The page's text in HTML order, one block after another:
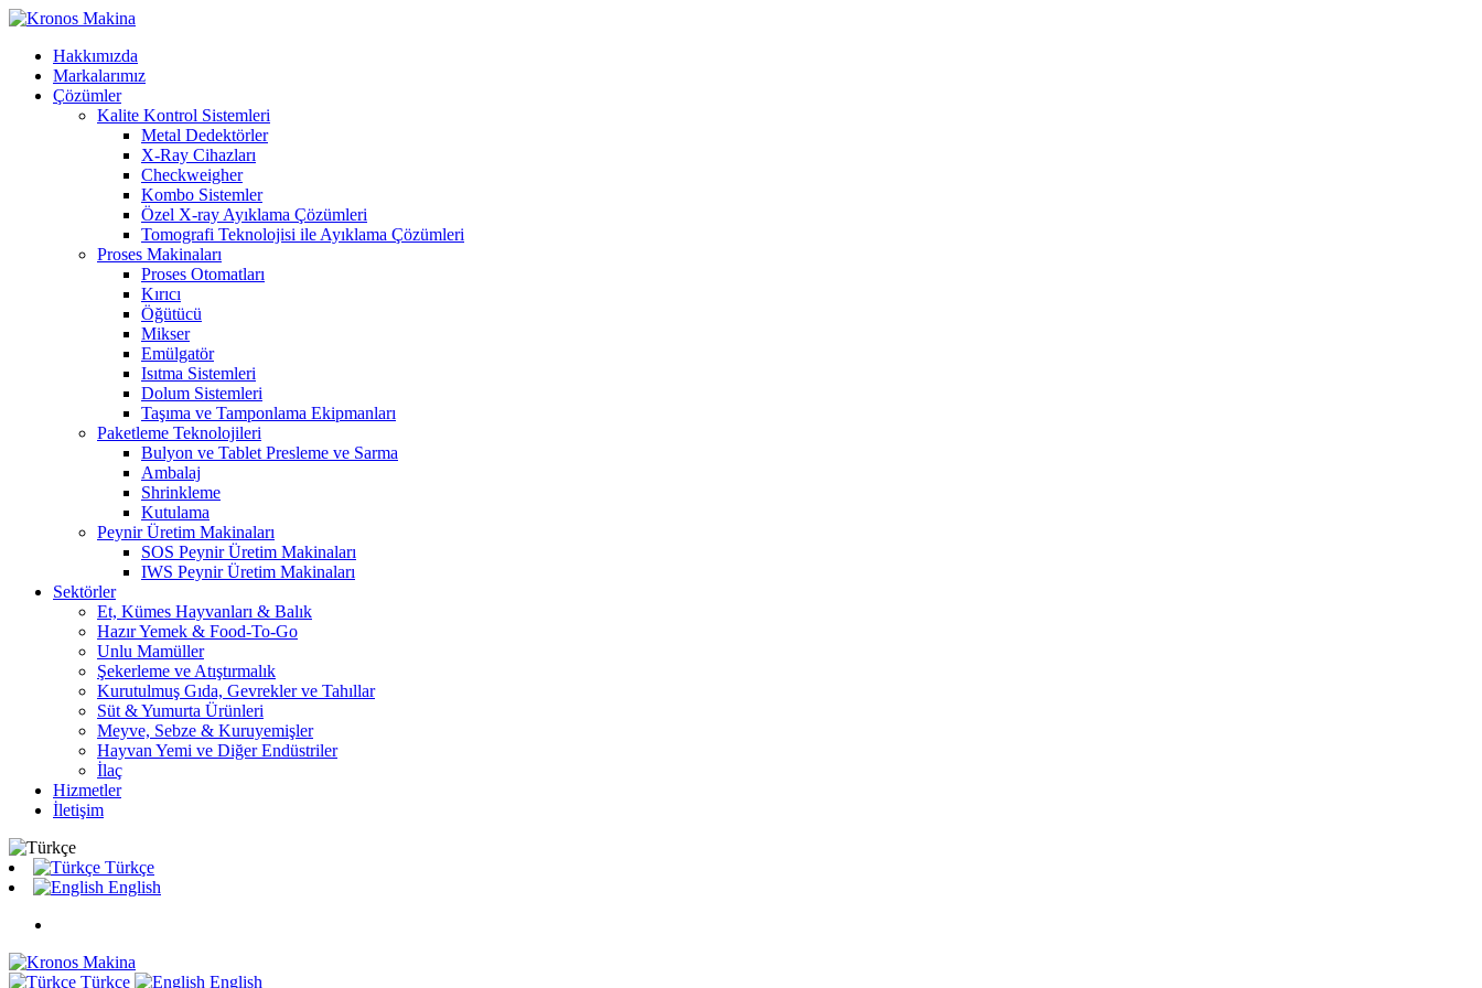
Hakkımızda
Markalarımız
Çözümler
Kalite Kontrol Sistemleri
Metal Dedektörler
X-Ray Cihazları
Checkweigher
Kombo Sistemler
Özel X-ray Ayıklama Çözümleri
Tomografi Teknolojisi ile Ayıklama Çözümleri
Proses Makinaları
Proses Otomatları
Kırıcı
Öğütücü
Mikser
Emülgatör
Isıtma Sistemleri
Dolum Sistemleri
Taşıma ve Tamponlama Ekipmanları
Paketleme Teknolojileri
Bulyon ve Tablet Presleme ve Sarma
Ambalaj
Shrinkleme
Kutulama
Peynir Üretim Makinaları
SOS Peynir Üretim Makinaları
IWS Peynir Üretim Makinaları
Sektörler
Et, Kümes Hayvanları & Balık
Hazır Yemek & Food-To-Go
Unlu Mamüller
Şekerleme ve Atıştırmalık
Kurutulmuş Gıda, Gevrekler ve Tahıllar
Süt & Yumurta Ürünleri
Meyve, Sebze & Kuruyemişler
Hayvan Yemi ve Diğer Endüstriler
İlaç
Hizmetler
İletişim
Türkçe
English
Türkçe English